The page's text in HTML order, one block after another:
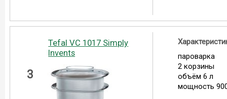
3
Tefal VC 1017 Simply
Invents
пароварка
2 корзины
объём 6 л
мощность